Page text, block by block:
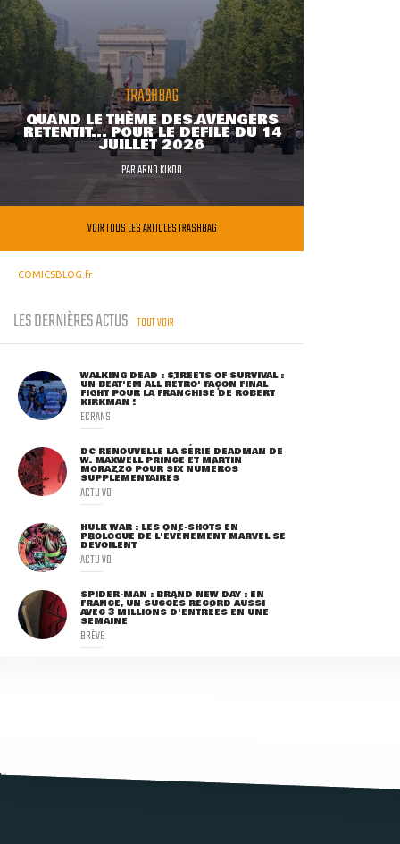
TRASHBAG
QUAND LE THÈME DES AVENGERS
RETENTIT... POUR LE DÉFILÉ DU 14
JUILLET 2026
PARARNO KIKOO
VOIR TOUS LES ARTICLES TRASHBAG
COMICSBLOG.fr
LES DERNIÈRES ACTUS TOUT VOIR
WALKING DEAD : STREETS OF SURVIVAL :
UN BEAT'EM ALL RÉTRO' FAÇON FINAL
FIGHT POUR LA FRANCHISE DE ROBERT
KIRKMAN !
ECRANS
DC RENOUVELLE LA SÉRIE DEADMAN DE
W. MAXWELL PRINCE ET MARTIN
MORAZZO POUR SIX NUMÉROS
SUPPLÉMENTAIRES
ACTU VO
HULK WAR : LES ONE-SHOTS EN
PROLOGUE DE L'ÉVÈNEMENT MARVEL SE
DÉVOILENT
ACTU VO
SPIDER-MAN : BRAND NEW DAY : EN
FRANCE, UN SUCCÈS RECORD AUSSI
AVEC 3 MILLIONS D'ENTRÉES EN UNE
SEMAINE
BRÈVE